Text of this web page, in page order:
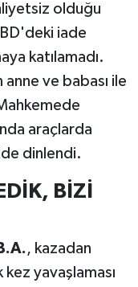
olduğu
iade
katılamadı.
ve babası ile
araçlarda
dinlendi.
BİZİ
, kazadan
yavaşlaması